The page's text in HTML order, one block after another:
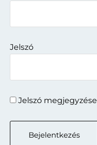
Jelszó
Jelszó megjegyzése